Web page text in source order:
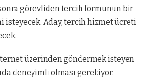
görevliden tercih formunun bir
isteyecek. Aday, tercih hizmet ücreti
üzerinden göndermek isteyen
deneyimli olması gerekiyor.